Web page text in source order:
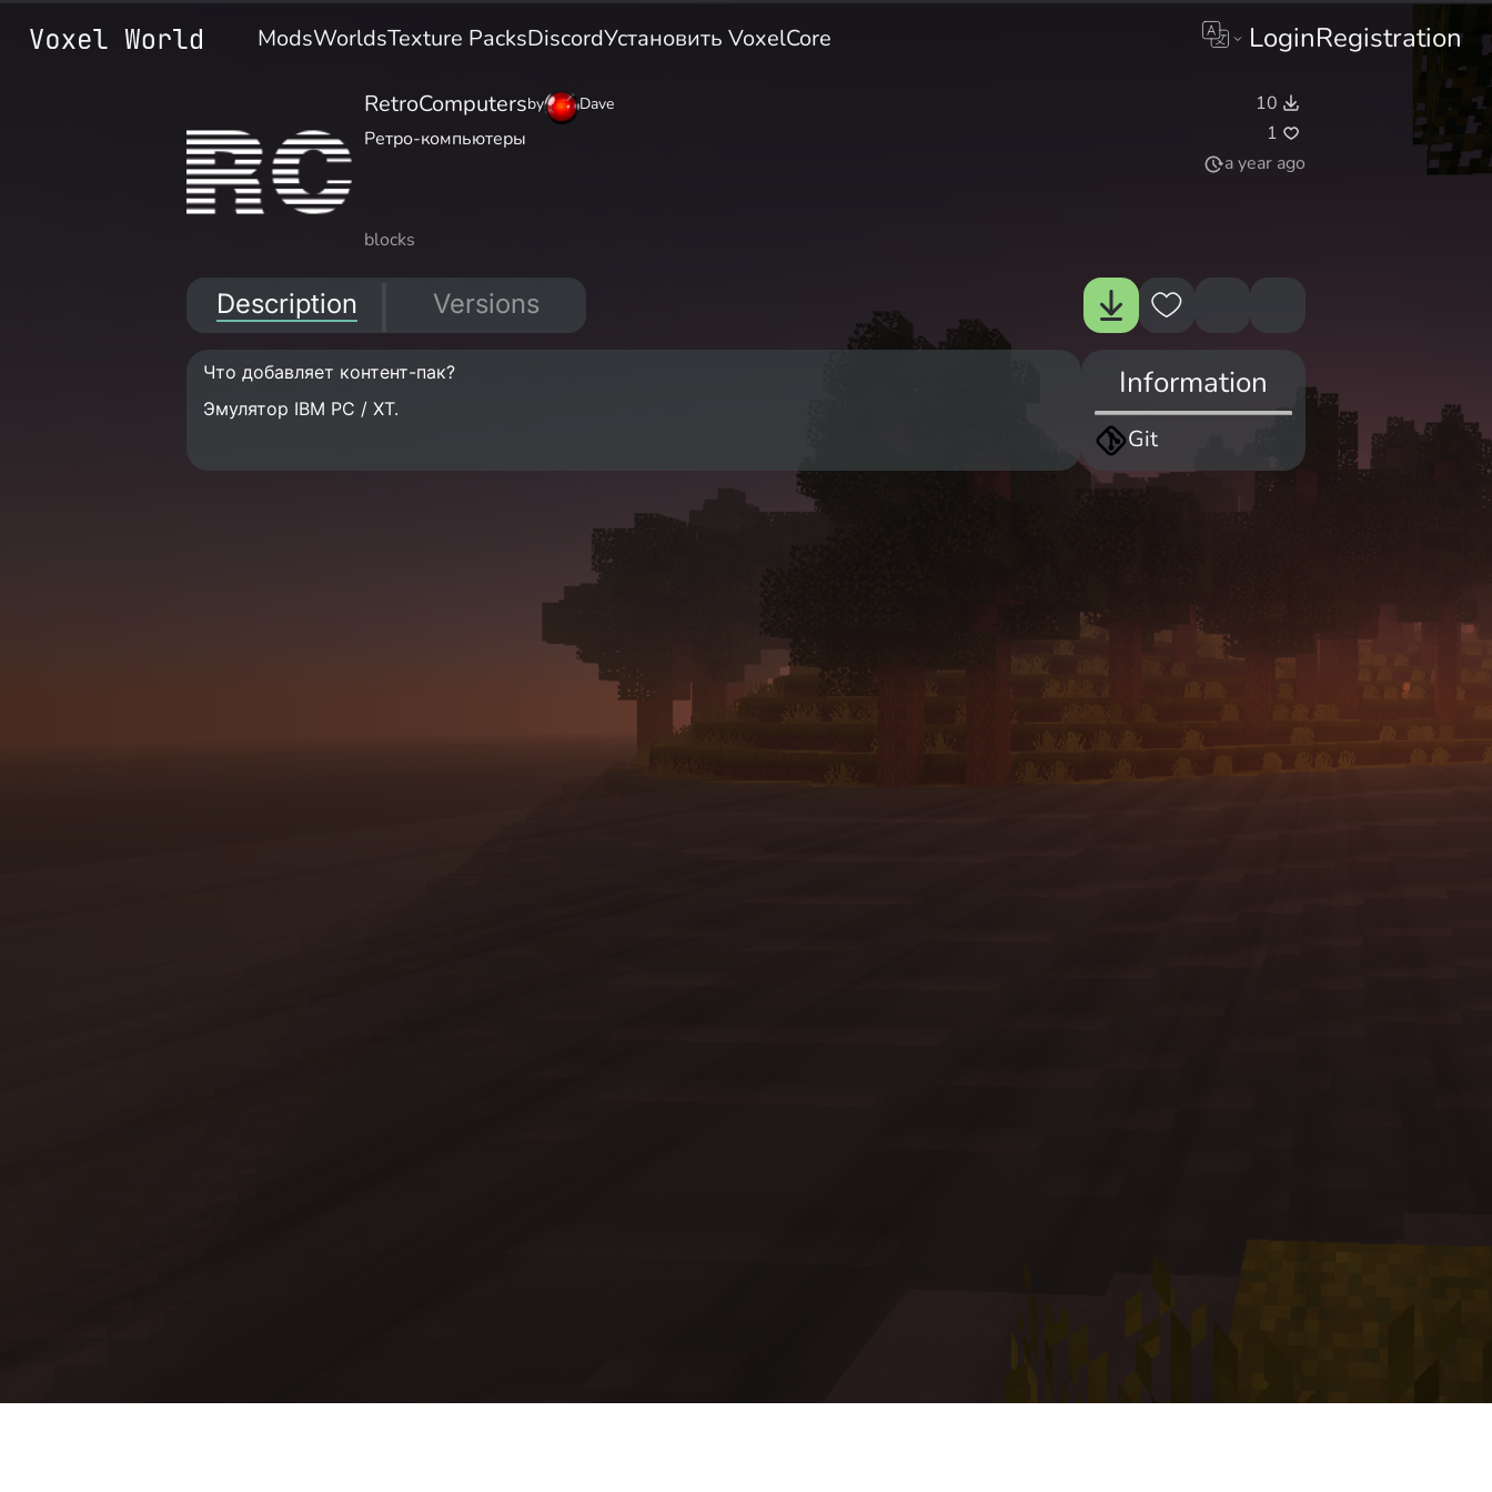
ModsWorldsTexture PacksDiscordУстановить VoxelCore LoginRegistration
RetroComputersby Dave
Ретро-компьютеры
blocks
10
1
a year ago
Description Versions
Что добавляет контент-пак?
Эмулятор IBM PC / XT.
Information
Git